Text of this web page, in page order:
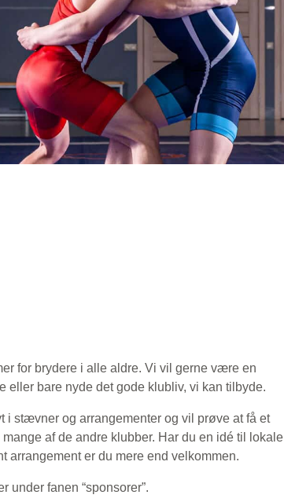
for brydere i alle aldre. Vi vil gerne være en
bare nyde det gode klubliv, vi kan tilbyde.
i stævner og arrangementer og vil prøve at få et
af de andre klubber. Har du en idé til lokale
er du mere end velkommen.
under fanen “sponsorer”.